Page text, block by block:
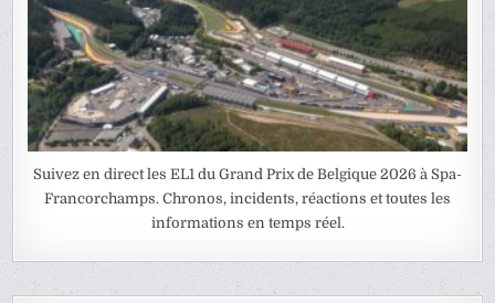
Suivez en direct les EL1 du Grand Prix de Belgique 2026 à Spa-
Francorchamps. Chronos, incidents, réactions et toutes les
informations en temps réel.